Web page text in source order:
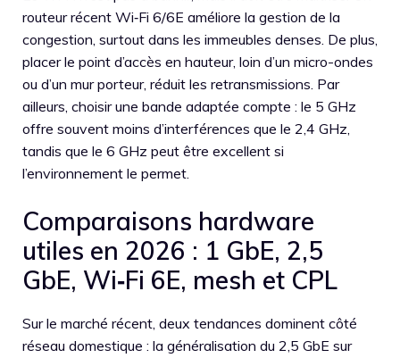
routeur récent Wi‑Fi 6/6E améliore la gestion de la
congestion, surtout dans les immeubles denses. De plus,
placer le point d’accès en hauteur, loin d’un micro-ondes
ou d’un mur porteur, réduit les retransmissions. Par
ailleurs, choisir une bande adaptée compte : le 5 GHz
offre souvent moins d’interférences que le 2,4 GHz,
tandis que le 6 GHz peut être excellent si
l’environnement le permet.
Comparaisons hardware
utiles en 2026 : 1 GbE, 2,5
GbE, Wi‑Fi 6E, mesh et CPL
Sur le marché récent, deux tendances dominent côté
réseau domestique : la généralisation du 2,5 GbE sur